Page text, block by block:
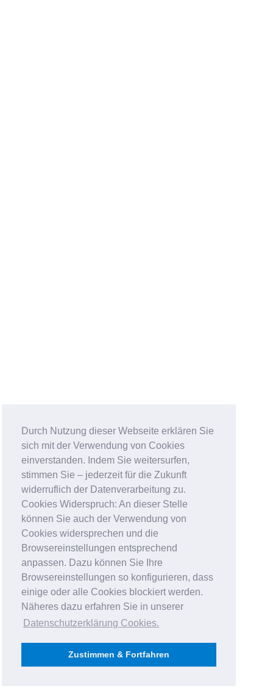
Durch Nutzung dieser Webseite erklären Sie
sich mit der Verwendung von Cookies
einverstanden. Indem Sie weitersurfen,
stimmen Sie – jederzeit für die Zukunft
widerruflich der Datenverarbeitung zu.
Cookies Widerspruch: An dieser Stelle
können Sie auch der Verwendung von
Cookies widersprechen und die
Browsereinstellungen entsprechend
anpassen. Dazu können Sie Ihre
Browsereinstellungen so konfigurieren, dass
einige oder alle Cookies blockiert werden.
Näheres dazu erfahren Sie in unserer
Datenschutzerklärung Cookies.
Zustimmen & Fortfahren